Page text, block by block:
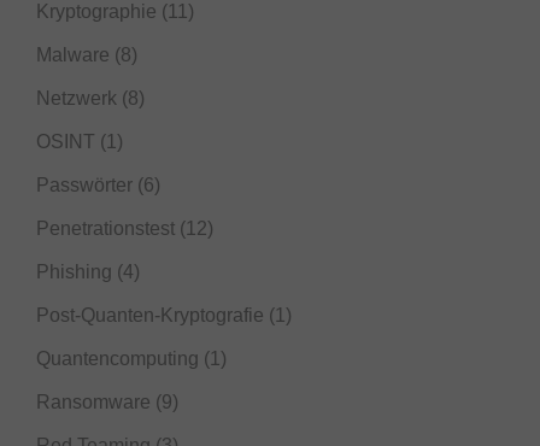
Kryptographie (11)
Malware (8)
Netzwerk (8)
OSINT (1)
Passwörter (6)
Penetrationstest (12)
Phishing (4)
Post-Quanten-Kryptografie (1)
Quantencomputing (1)
Ransomware (9)